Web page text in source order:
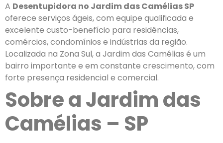
A Desentupidora no Jardim das Camélias SP
oferece serviços ágeis, com equipe qualificada e
excelente custo-benefício para residências,
comércios, condomínios e indústrias da região.
Localizada na Zona Sul, a Jardim das Camélias é um
bairro importante e em constante crescimento, com
forte presença residencial e comercial.
Sobre a Jardim das
Camélias – SP